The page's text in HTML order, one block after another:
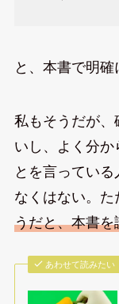
と、本書で明確
私もそうだが、
いし、よく分か
とを言ってい
なくはない。た
うだと、本書を
あわせて読みたい